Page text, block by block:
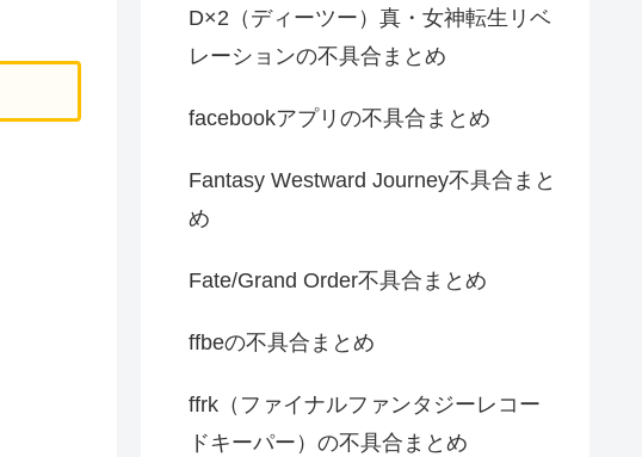
D×2（ディーツー）真・女神転生リベ
レーションの不具合まとめ
facebookアプリの不具合まとめ
Fantasy Westward Journey不具合まと
め
Fate/Grand Order不具合まとめ
ffbeの不具合まとめ
ffrk（ファイナルファンタジーレコー
ドキーパー）の不具合まとめ